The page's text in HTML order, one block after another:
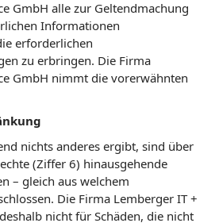
GmbH alle zur Geltendmachung
Informationen
erforderlichen
zu erbringen. Die Firma
GmbH nimmt die vorerwähnten
nichts anderes ergibt, sind über
(Ziffer 6) hinausgehende
– gleich aus welchem
Die Firma Lemberger IT +
nicht für Schäden, die nicht